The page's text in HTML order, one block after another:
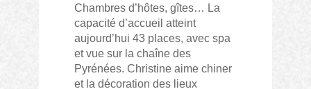
Chambres d’hôtes, gîtes… La
capacité d’accueil atteint
aujourd’hui 43 places, avec spa
et vue sur la chaîne des
Pyrénées. Christine aime chiner
et la décoration des lieux